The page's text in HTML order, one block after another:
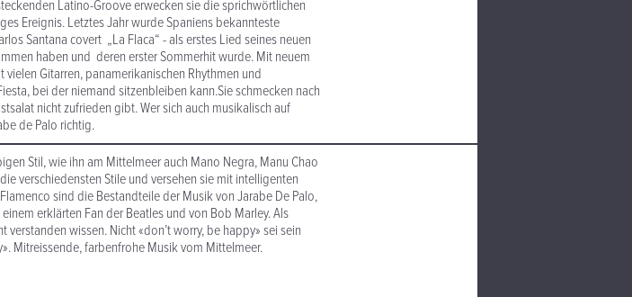
Latino-Groove erwecken sie die sprichwörtlichen
Ereignis. Letztes Jahr wurde Spaniens bekannteste
Santana covert „La Flaca“ - als erstes Lied seines neuen
haben und deren erster Sommerhit wurde. Mit neuem
Gitarren, panamerikanischen Rhythmen und
bei der niemand sitzenbleiben kann.Sie schmecken nach
nicht zufrieden gibt. Wer sich auch musikalisch auf
de Palo richtig.
Stil, wie ihn am Mittelmeer auch Mano Negra, Manu Chao
verschiedensten Stile und versehen sie mit intelligenten
sind die Bestandteile der Musik von Jarabe De Palo,
erklärten Fan der Beatles und von Bob Marley. Als
wissen. Nicht «don’t worry, be happy» sei sein
Mitreissende, farbenfrohe Musik vom Mittelmeer.